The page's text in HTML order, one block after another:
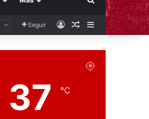
Seguir AccesoPublicación al
Barra lateral
37 ℃